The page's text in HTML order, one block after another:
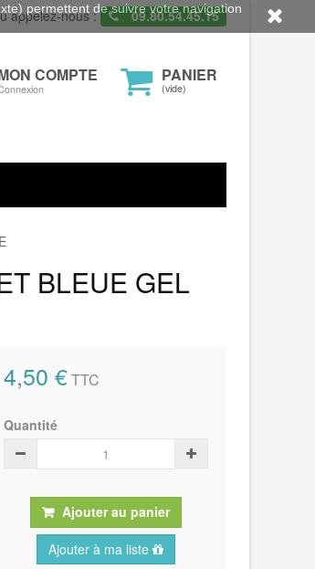
appelez-nous : 09.80.54.45.15
PANIER
(vide)
COMPTE
BLEUE GEL
4,50 €TTC
Quantité
Ajouter au panier
Ajouter à ma liste
permettent de suivre votre navigation